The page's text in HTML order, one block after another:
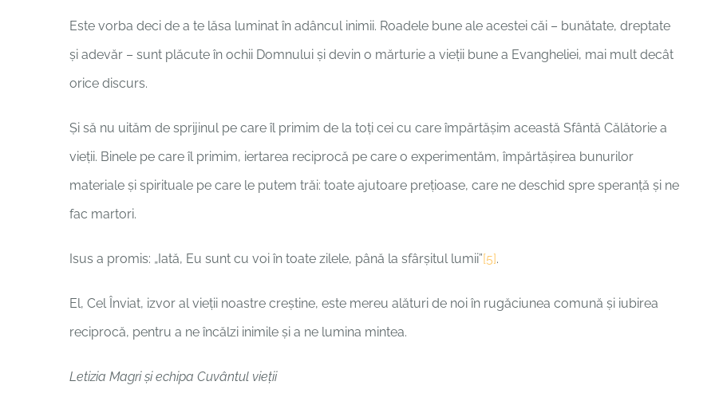
Este vorba deci de a te lăsa luminat în adâncul inimii. Roadele bune ale acestei căi – bunătate, dreptate
și adevăr – sunt plăcute în ochii Domnului și devin o mărturie a vieții bune a Evangheliei, mai mult decât
orice discurs.
Și să nu uităm de sprijinul pe care îl primim de la toți cei cu care împărtășim această Sfântă Călătorie a
vieții. Binele pe care îl primim, iertarea reciprocă pe care o experimentăm, împărtășirea bunurilor
materiale și spirituale pe care le putem trăi: toate ajutoare prețioase, care ne deschid spre speranță și ne
fac martori.
Isus a promis: „Iată, Eu sunt cu voi în toate zilele, până la sfârşitul lumii”[5].
El, Cel Înviat, izvor al vieții noastre creștine, este mereu alături de noi în rugăciunea comună și iubirea
reciprocă, pentru a ne încălzi inimile și a ne lumina mintea.
Letizia Magri și echipa Cuvântul vieții